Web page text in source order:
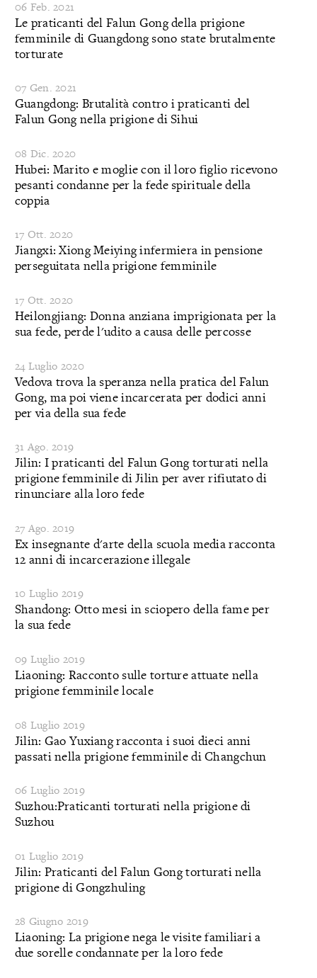
06 Feb. 2021
Le praticanti del Falun Gong della prigione
femminile di Guangdong sono state brutalmente
torturate
07 Gen. 2021
Guangdong: Brutalità contro i praticanti del
Falun Gong nella prigione di Sihui
08 Dic. 2020
Hubei: Marito e moglie con il loro figlio ricevono
pesanti condanne per la fede spirituale della
coppia
17 Ott. 2020
Jiangxi: Xiong Meiying infermiera in pensione
perseguitata nella prigione femminile
17 Ott. 2020
Heilongjiang: Donna anziana imprigionata per la
sua fede, perde l'udito a causa delle percosse
24 Luglio 2020
Vedova trova la speranza nella pratica del Falun
Gong, ma poi viene incarcerata per dodici anni
per via della sua fede
31 Ago. 2019
Jilin: I praticanti del Falun Gong torturati nella
prigione femminile di Jilin per aver rifiutato di
rinunciare alla loro fede
27 Ago. 2019
Ex insegnante d'arte della scuola media racconta
12 anni di incarcerazione illegale
10 Luglio 2019
Shandong: Otto mesi in sciopero della fame per
la sua fede
09 Luglio 2019
Liaoning: Racconto sulle torture attuate nella
prigione femminile locale
08 Luglio 2019
Jilin: Gao Yuxiang racconta i suoi dieci anni
passati nella prigione femminile di Changchun
06 Luglio 2019
Suzhou:Praticanti torturati nella prigione di
Suzhou
01 Luglio 2019
Jilin: Praticanti del Falun Gong torturati nella
prigione di Gongzhuling
28 Giugno 2019
Liaoning: La prigione nega le visite familiari a
due sorelle condannate per la loro fede